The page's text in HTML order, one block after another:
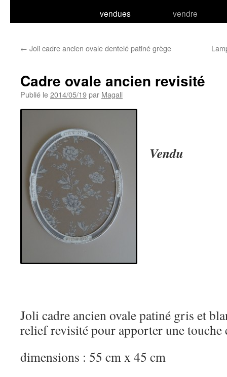
vendues
vendre
← Joli cadre ancien ovale dentelé patiné grège
Cadre ovale ancien revisité
Publié le2014/05/19par Magali
Vendu
Joli cadre ancien ovale patiné gris et
relief revisité pour apporter une
dimensions : 55 cm x 45 cm